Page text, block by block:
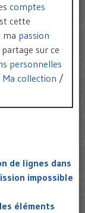
comptes
cette
ma passion
partage sur ce
personnelles
Ma collection /
de lignes dans
impossible
éléments